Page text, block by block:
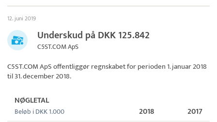
12. juni 2019
Underskud på DKK 125.842
C5ST.COM ApS
C5ST.COM ApSoffentliggør regnskabet for perioden 1. januar 2018
til 31. december 2018.
NØGLETAL
Beløb i DKK 1.000 2018 2017